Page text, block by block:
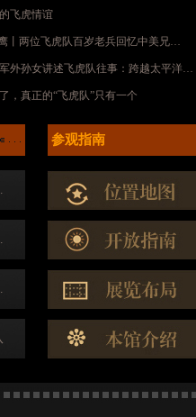
飞虎情谊
丨两位飞虎队百岁老兵回忆中美兄…
外孙女讲述飞虎队往事：跨越太平洋…
，真正的“飞虎队”只有一个
参观指南